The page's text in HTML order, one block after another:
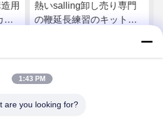
門
は
具
なさ
14.3*12.7*2.5 Cmのピン
クの4 Permingの解決が付
カールのキット
最もよい価格を得なさ
1:43 PM
are you looking for?